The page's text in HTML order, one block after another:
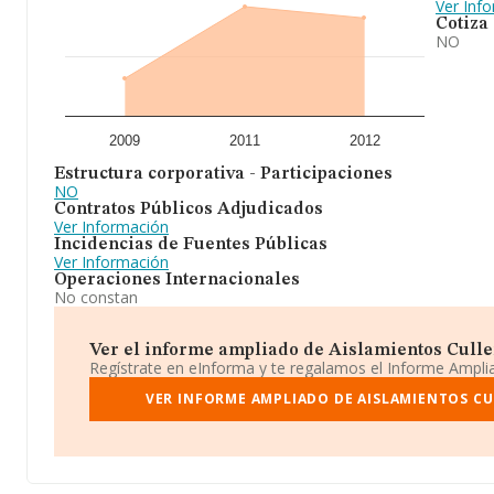
2009 2011 2012
Estructura corporativa - Participaciones
NO
Contratos Públicos Adjudicados
Ver Información
Incidencias de Fuentes Públicas
Ver Información
Operaciones Internacionales
No constan
Ver
Cotiza
NO
Ver el informe ampliado de Aislamientos
Regístrate en eInforma y te regalamos el Informe
VER INFORME AMPLIADO DE AISLAMIENTOS